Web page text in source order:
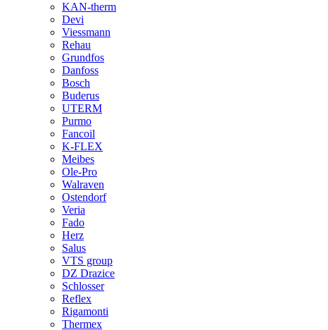
KAN-therm
Devi
Viessmann
Rehau
Grundfos
Danfoss
Bosch
Buderus
UTERM
Purmo
Fancoil
K-FLEX
Meibes
Ole-Pro
Walraven
Ostendorf
Veria
Fado
Herz
Salus
VTS group
DZ Drazice
Schlosser
Reflex
Rigamonti
Thermex